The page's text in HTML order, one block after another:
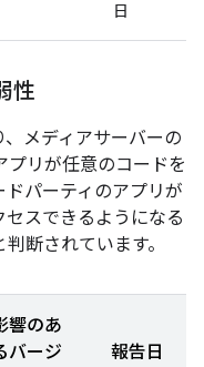
日
性
メディアサーバーの
プリが任意のコードを
パーティのアプリが
スできるようになる
断されています。
響のあ
バージ
報告日